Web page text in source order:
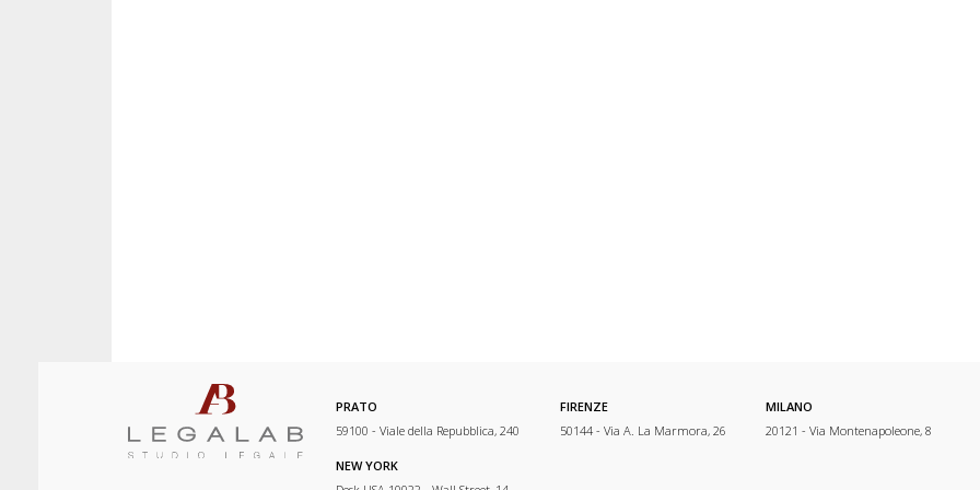
PRATO
59100 - Viale della Repubblica, 240
FIRENZE
50144 - Via A. La Marmora, 26
MILANO
20121 - Via Montenapoleone, 8
NEW YORK